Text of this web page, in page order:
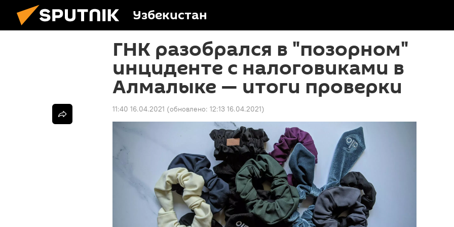
Узбекистан
ГНК разобрался в "позорном"
инциденте с налоговиками в
Алмалыке — итоги проверки
11:40 16.04.2021 (обновлено: 12:13 16.04.2021)